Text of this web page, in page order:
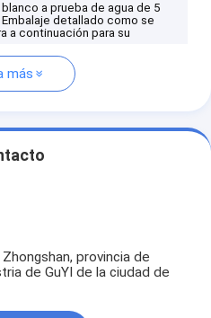
a prueba de agua de 5
detallado como se
a continuación para su
más
provincia de
de GuYI de la ciudad de